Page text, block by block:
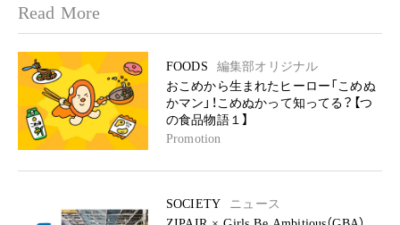
Read More
FOODS
編集部オリジナル
おこめから生まれたヒーロー「こめぬ
かマン」！こめぬかって知ってる？【つ
の食品物語１】
Promotion
SOCIETY
ニュース